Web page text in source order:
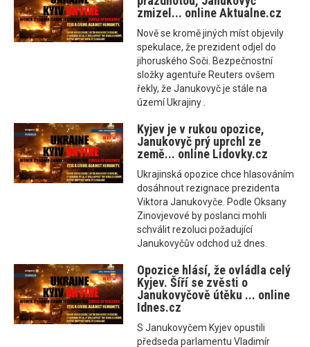
zmizel... online Aktualne.cz
Nově se kromě jiných míst objevily
spekulace, že prezident odjel do
jihoruského Soči. Bezpečnostní
složky agentuře Reuters ovšem
řekly, že Janukovyč je stále na
území Ukrajiny .
Kyjev je v rukou opozice,
Janukovyč prý uprchl ze
země... online Lidovky.cz
Ukrajinská opozice chce hlasováním
dosáhnout rezignace prezidenta
Viktora Janukovyče. Podle Oksany
Zinovjevové by poslanci mohli
schválit rezoluci požadující
Janukovyčův odchod už dnes.
Opozice hlásí, že ovládla celý
Kyjev. Šíří se zvěsti o
Janukovyčově útěku ... online
Idnes.cz
S Janukovyčem Kyjev opustili
předseda parlamentu Vladimír